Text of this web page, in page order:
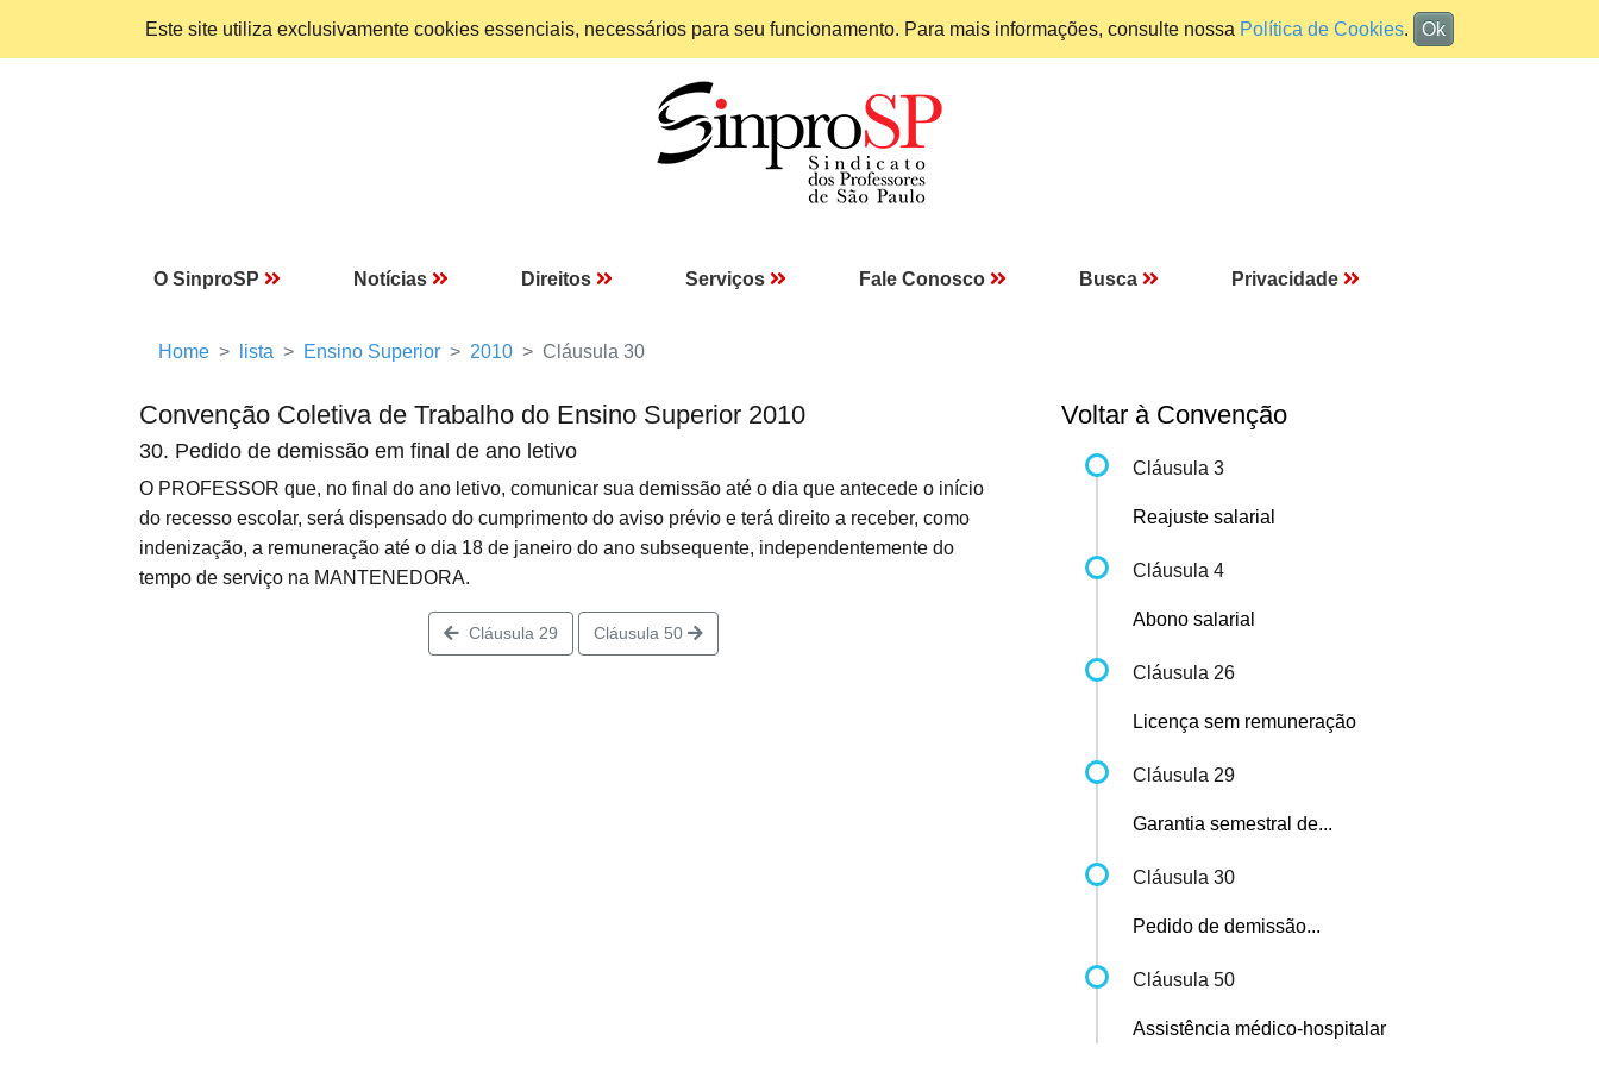
Este site utiliza exclusivamente cookies essenciais, necessários para seu funcionamento. Para mais informações, consulte nossa Política de Cookies. Ok
O SinproSP Notícias Direitos Serviços Fale Conosco Busca Privacidade
Home lista Ensino Superior 2010 Cláusula 30
Convenção Coletiva de Trabalho do Ensino Superior 2010
30. Pedido de demissão em final de ano letivo
O PROFESSOR que, no final do ano letivo, comunicar sua demissão até o dia que antecede o início
do recesso escolar, será dispensado do cumprimento do aviso prévio e terá direito a receber, como
indenização, a remuneração até o dia 18 de janeiro do ano subsequente, independentemente do
tempo de serviço na MANTENEDORA.
Cláusula 29 Cláusula 50
Voltar à Convenção
Cláusula 3
Reajuste salarial
Cláusula 4
Abono salarial
Cláusula 26
Licença sem remuneração
Cláusula 29
Garantia semestral de...
Cláusula 30
Pedido de demissão...
Cláusula 50
Assistência médico-hospitalar